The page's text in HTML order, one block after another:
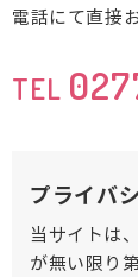
電話にて直接
TEL
プライバ
当サイトは
が無い限り